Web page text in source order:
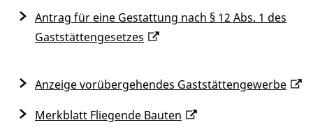
Antrag für eine Gestattung nach § 12 Abs. 1 des
Gaststättengesetzes
Anzeige vorübergehendes Gaststättengewerbe
Merkblatt Fliegende Bauten